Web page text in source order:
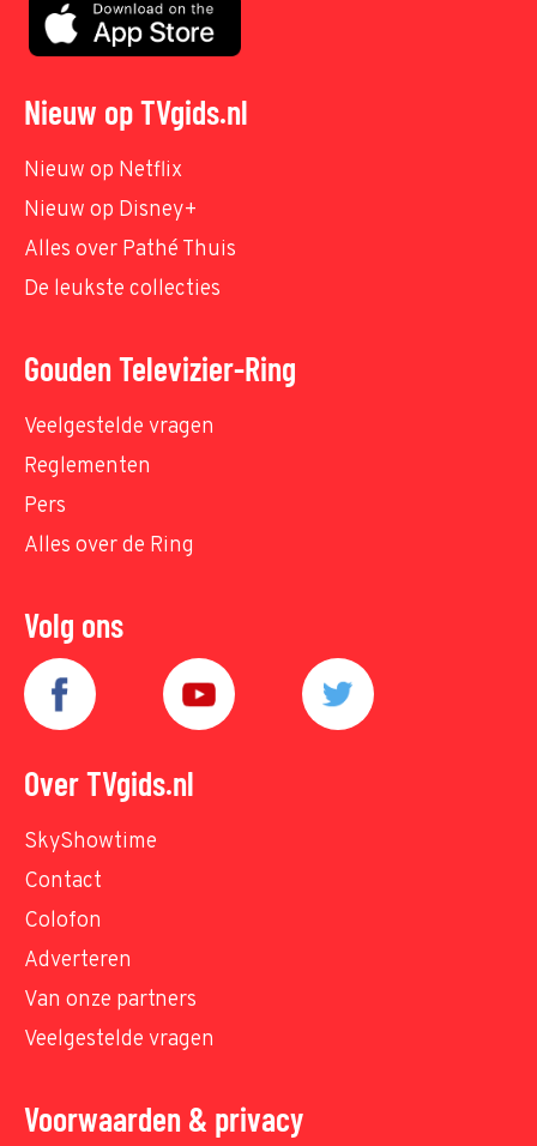
Nieuw op TVgids.nl
Nieuw op Netflix
Nieuw op Disney+
Alles over Pathé Thuis
De leukste collecties
Gouden Televizier-Ring
Veelgestelde vragen
Reglementen
Pers
Alles over de Ring
Volg ons
Over TVgids.nl
SkyShowtime
Contact
Colofon
Adverteren
Van onze partners
Veelgestelde vragen
Voorwaarden & privacy